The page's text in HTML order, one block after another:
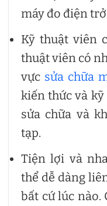
máy đo điện
Kỹ thuật viên
thuật viên có
vực sửa chữa
kiến thức và
sửa chữa và
tạp.
Tiện lợi và
thể dễ dàng
bất cứ lúc nào.